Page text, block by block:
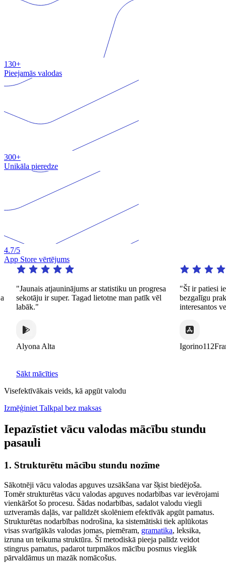
130+
Pieejamās valodas
300+
Unikāla pieredze
4.7/5
App Store vērtējums
"Jaunais atjauninājums ar statistiku un progresa
sekotāju ir super. Tagad lietotne man patīk vēl
labāk."
Alyona Alta
"Šī ir patiesi
bezgalīgu praksi
interesantos
Igorino112France
Sākt mācīties
Visefektīvākais veids, kā apgūt valodu
Izmēģiniet Talkpal bez maksas
Iepazīstiet vācu valodas mācību stundu
pasauli
1. Strukturētu mācību stundu nozīme
Sākotnēji vācu valodas apguves uzsākšana var šķist biedējoša.
Tomēr strukturētas vācu valodas apguves nodarbības var ievērojami
vienkāršot šo procesu. Šādas nodarbības, sadalot valodu viegli
uztveramās daļās, var palīdzēt skolēniem efektīvāk apgūt pamatus.
Strukturētas nodarbības nodrošina, ka sistemātiski tiek aplūkotas
visas svarīgākās valodas jomas, piemēram, gramatika, leksika,
izruna un teikuma struktūra. Šī metodiskā pieeja palīdz veidot
stingrus pamatus, padarot turpmākos mācību posmus vieglāk
pārvaldāmus un mazāk nomācošus.